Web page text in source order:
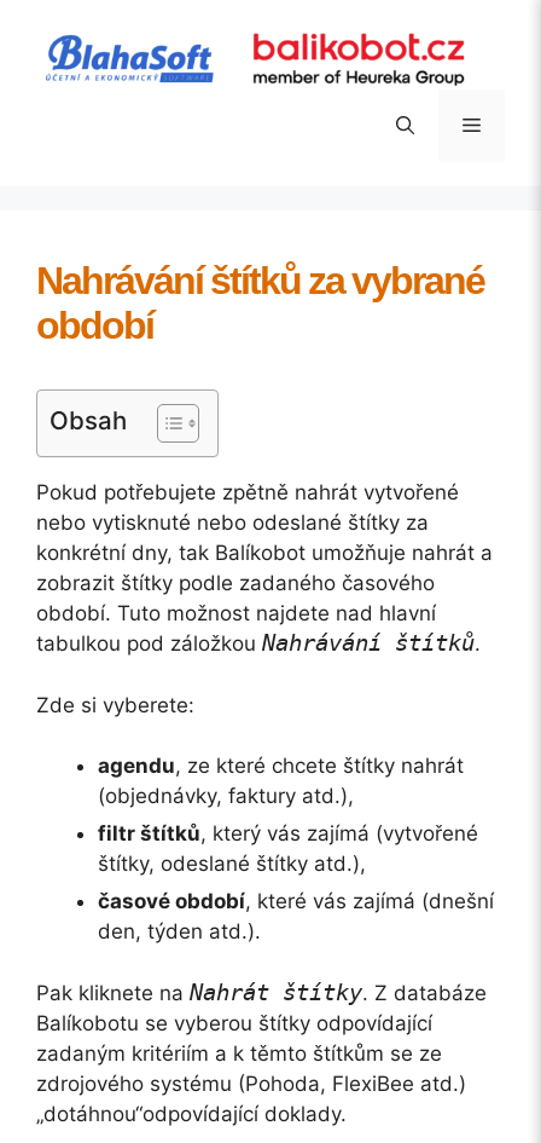
obsah
Menu
Nahrávání štítků za vybrané
období
Obsah
Pokud potřebujete zpětně nahrát vytvořené
nebo vytisknuté nebo odeslané štítky za
konkrétní dny, tak Balíkobot umožňuje nahrát a
zobrazit štítky podle zadaného časového
období. Tuto možnost najdete nad hlavní
tabulkou pod záložkou Nahrávání štítků.
Zde si vyberete:
agendu, ze které chcete štítky nahrát
(objednávky, faktury atd.),
filtr štítků, který vás zajímá (vytvořené
štítky, odeslané štítky atd.),
časové období, které vás zajímá (dnešní
den, týden atd.).
Pak kliknete na Nahrát štítky. Z databáze
Balíkobotu se vyberou štítky odpovídající
zadaným kritériím a k těmto štítkům se ze
zdrojového systému (Pohoda, FlexiBee atd.)
„dotáhnou“odpovídající doklady.